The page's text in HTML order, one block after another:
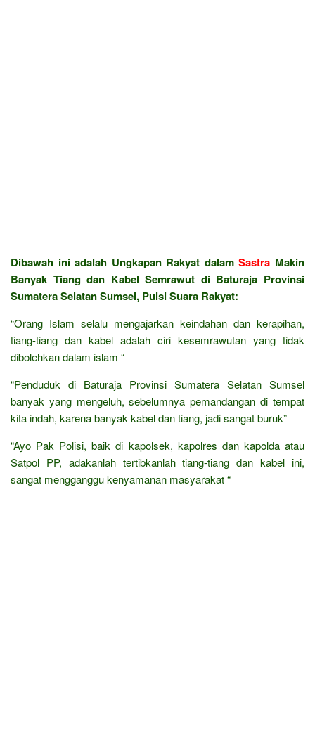
Dibawah ini adalah Ungkapan Rakyat dalamSastra Makin
Banyak Tiang dan Kabel Semrawut di Baturaja Provinsi
Sumatera Selatan Sumsel, Puisi Suara Rakyat:
“Orang Islam selalu mengajarkan keindahan dan kerapihan,
tiang-tiang dan kabel adalah ciri kesemrawutan yang tidak
dibolehkan dalam islam “
“Penduduk di Baturaja Provinsi Sumatera Selatan Sumsel
banyak yang mengeluh, sebelumnya pemandangan di tempat
kita indah, karena banyak kabel dan tiang, jadi sangat buruk”
“Ayo Pak Polisi, baik di kapolsek, kapolres dan kapolda atau
Satpol PP, adakanlah tertibkanlah tiang-tiang dan kabel ini,
sangat mengganggu kenyamanan masyarakat “